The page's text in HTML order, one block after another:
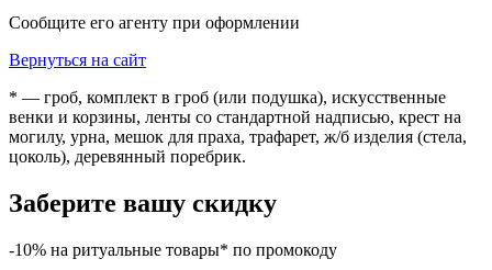
Сообщите его агенту при оформлении
Вернуться на сайт
* — гроб, комплект в гроб (или подушка), искусственные
венки и корзины, ленты со стандартной надписью, крест на
могилу, урна, мешок для праха, трафарет, ж/б изделия (стела,
цоколь), деревянный поребрик.
Заберите вашу скидку
-10% на ритуальные товары* по промокоду